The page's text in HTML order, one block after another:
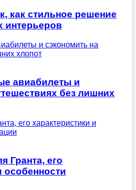
как стильное решение
интерьеров
и сэкономить на
хлопот
авиабилеты и
без лишних
его характеристики и
Гранта, его
особенности